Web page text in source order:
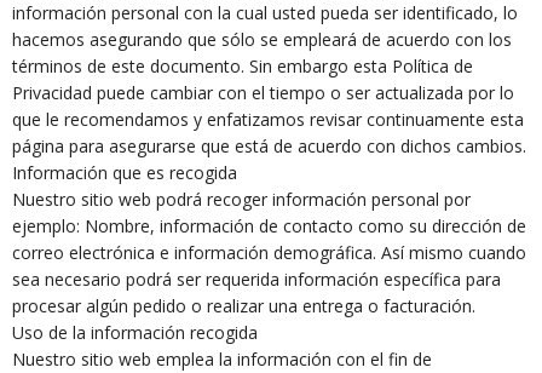
información personal con la cual usted pueda ser identificado, lo
hacemos asegurando que sólo se empleará de acuerdo con los
términos de este documento. Sin embargo esta Política de
Privacidad puede cambiar con el tiempo o ser actualizada por lo
que le recomendamos y enfatizamos revisar continuamente esta
página para asegurarse que está de acuerdo con dichos cambios.
Información que es recogida
Nuestro sitio web podrá recoger información personal por
ejemplo: Nombre, información de contacto como su dirección de
correo electrónica e información demográfica. Así mismo cuando
sea necesario podrá ser requerida información específica para
procesar algún pedido o realizar una entrega o facturación.
Uso de la información recogida
Nuestro sitio web emplea la información con el fin de